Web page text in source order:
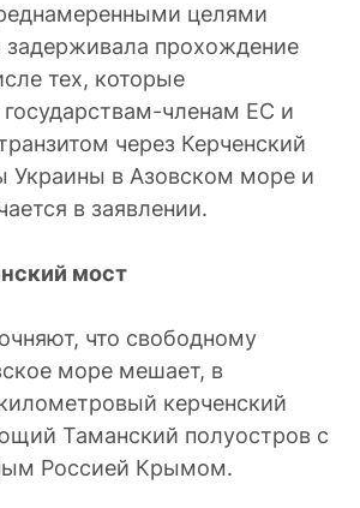
целями
задерживала прохождение
тех, которые
членам ЕС и
через Керченский
Украины в Азовском море и
в заявлении.
мост
что свободному
море мешает, в
керченский
Таманский полуостров с
Россией Крымом.